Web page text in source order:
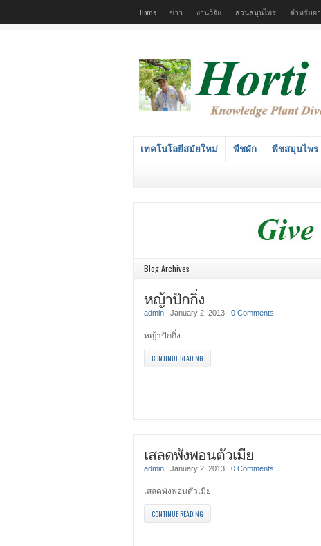
Home ข่าว งานวิจัย สวนสมุนไพร ตำหรับยา
เทคโนโลยีสมัยใหม่ พืชผัก พืชสมุนไพร
Blog Archives
หญ้าปักกิ่ง
admin | January 2, 2013 | 0 Comments
หญ้าปักกิ่ง
CONTINUE READING
เสลดพังพอนตัวเมีย
admin | January 2, 2013 | 0 Comments
เสลดพังพอนตัวเมีย
CONTINUE READING